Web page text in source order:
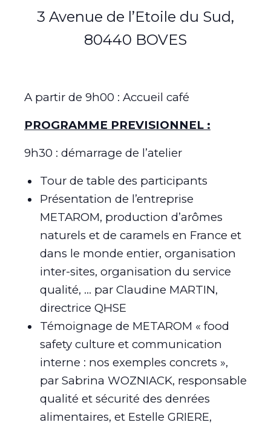
3 Avenue de l’Etoile du Sud,
80440 BOVES
A partir de 9h00 : Accueil café
PROGRAMME PREVISIONNEL :
9h30 : démarrage de l’atelier
Tour de table des participants
Présentation de l’entreprise
METAROM, production d’arômes
naturels et de caramels en France et
dans le monde entier, organisation
inter-sites, organisation du service
qualité, … par Claudine MARTIN,
directrice QHSE
Témoignage de METAROM « food
safety culture et communication
interne : nos exemples concrets »,
par Sabrina WOZNIACK, responsable
qualité et sécurité des denrées
alimentaires, et Estelle GRIERE,